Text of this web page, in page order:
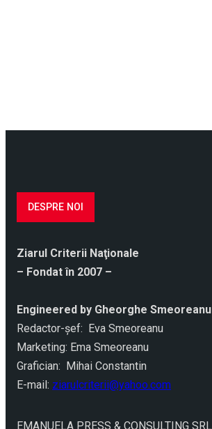
DESPRE NOI
Ziarul Criterii Naţionale
– Fondat în 2007 –
Engineered by Gheorghe Smeoreanu
Redactor-şef: Eva Smeoreanu
Marketing: Ema Smeoreanu
Grafician: Mihai Constantin
E-mail: ziarulcriterii@yahoo.com
EMANUELA PRESS & CONSULTING SRL